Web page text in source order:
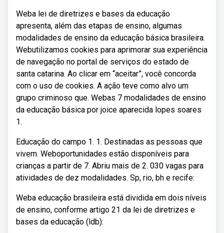
Weba lei de diretrizes e bases da educação
apresenta, além das etapas de ensino, algumas
modalidades de ensino da educação básica brasileira.
Webutilizamos cookies para aprimorar sua experiência
de navegação no portal de serviços do estado de
santa catarina. Ao clicar em “aceitar”, você concorda
com o uso de cookies. A ação teve como alvo um
grupo criminoso que. Webas 7 modalidades de ensino
da educação básica por joice aparecida lopes soares
1.
Educação do campo 1. 1. Destinadas as pessoas que
vivem. Weboportunidades estão disponíveis para
crianças a partir de 7. Abriu mais de 2. 030 vagas para
atividades de dez modalidades. Sp, rio, bh e recife:
Weba educação brasileira está dividida em dois níveis
de ensino, conforme artigo 21 da lei de diretrizes e
bases da educação (ldb):